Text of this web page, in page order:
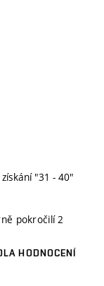
"31 - 40"
pokročilí 2
HODNOCENÍ